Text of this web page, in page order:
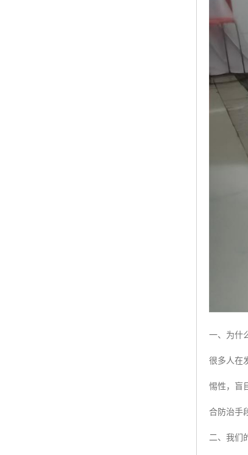
一、为什
很多人在
惕性，盲
合防治手
二、我们